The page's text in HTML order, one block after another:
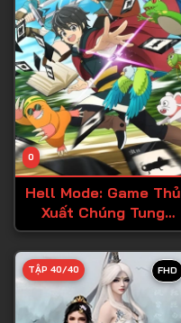
0
Hell Mode: Game Thủ
Xuất Chúng Tung
Hoành Chốn Dị Giới
Hỗn Nguyên
FHD
TẬP 40/40